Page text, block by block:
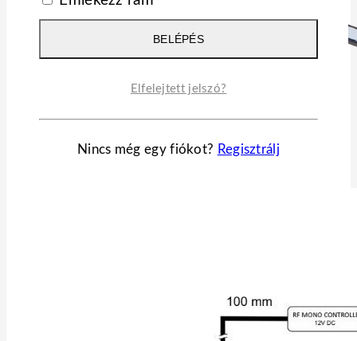
BELÉPÉS
Elfelejtett jelszó?
Nincs még egy fiókot? Regisztrálj